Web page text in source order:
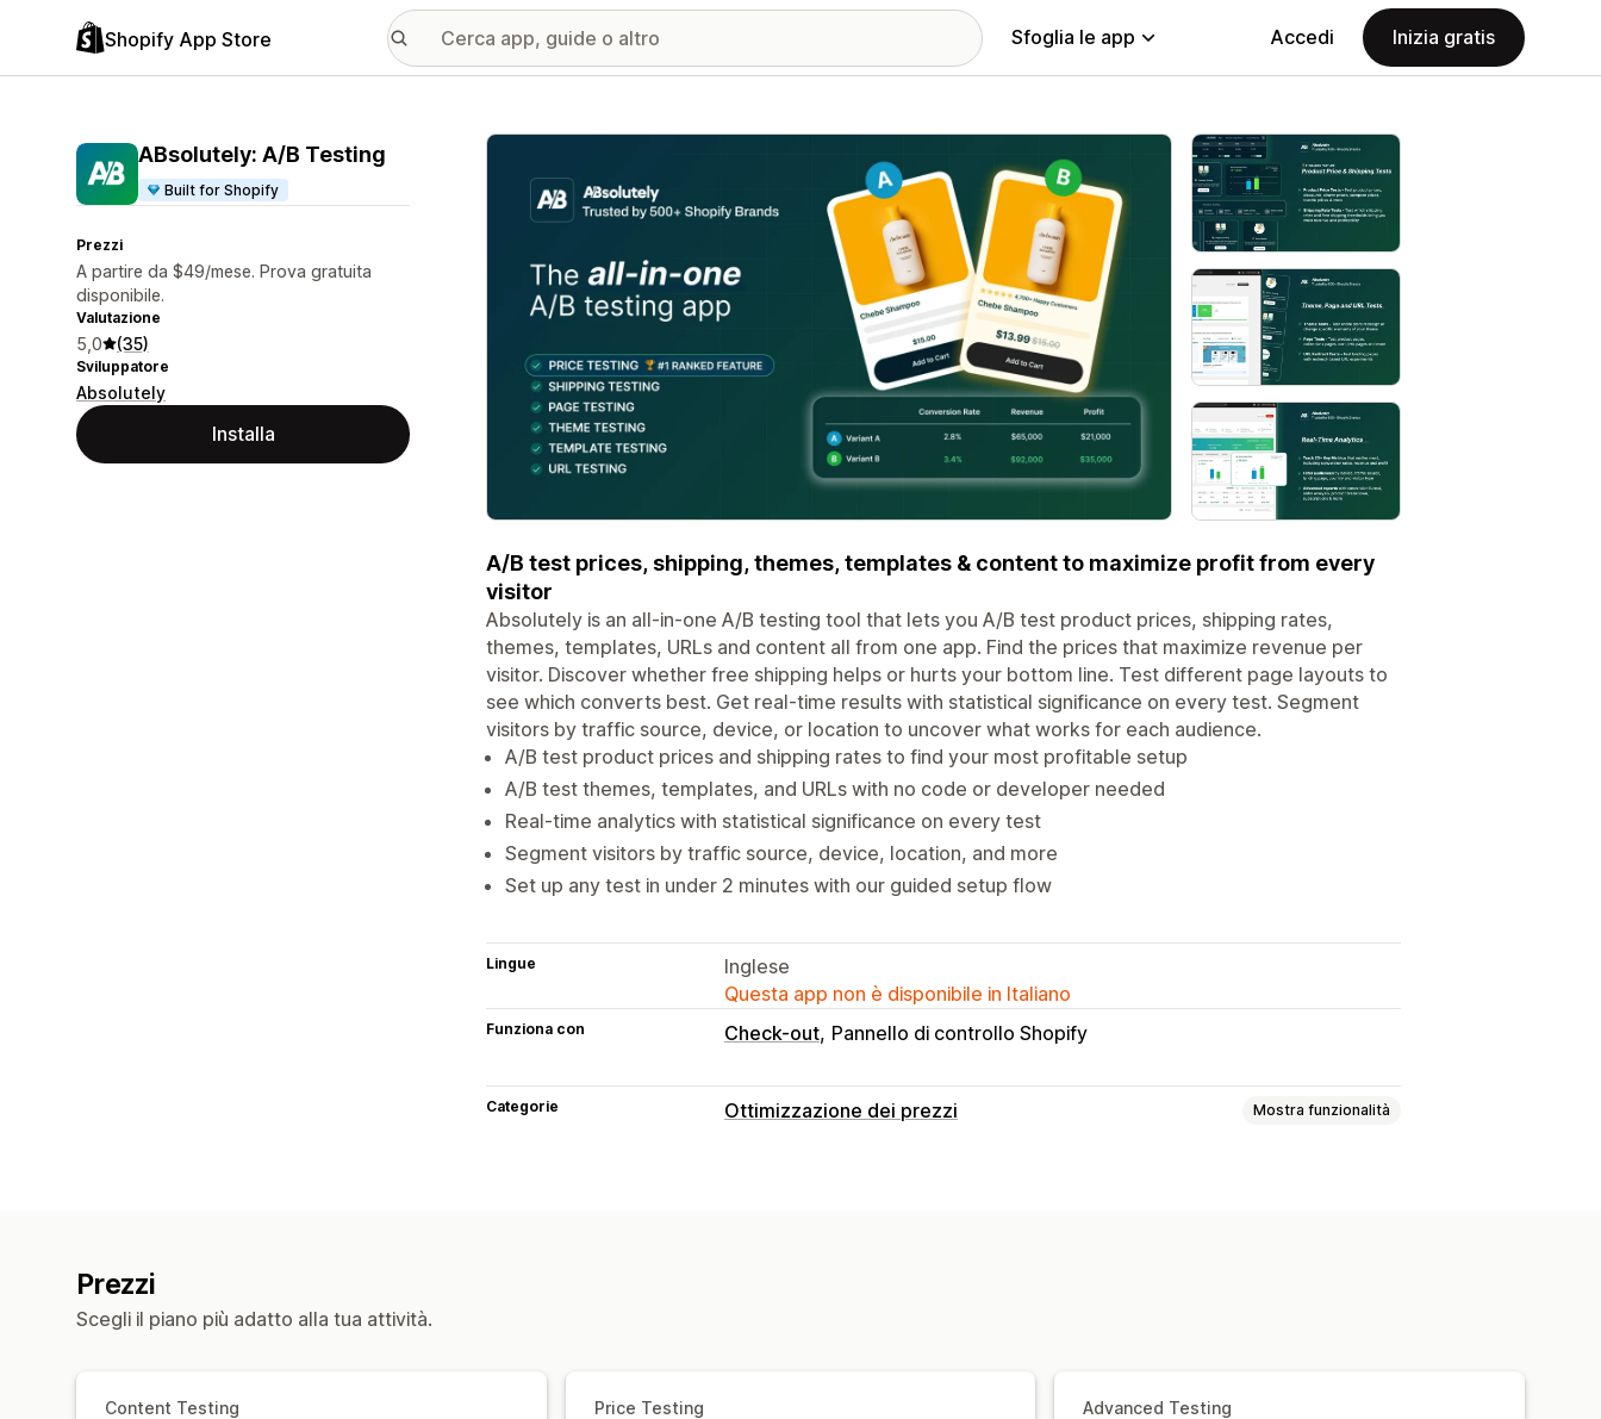
Shopify App Store Sfoglia le app Accedi Inizia gratis
ABsolutely: A/B Testing
Built for Shopify
Prezzi
A partire da $49/mese. Prova gratuita
disponibile.
Valutazione
5,0 (35)
Sviluppatore
Absolutely
Installa
Galleria immagini in evidenza
A/B test prices, shipping, themes, templates & content to maximize profit from every
visitor
Absolutely is an all-in-one A/B testing tool that lets you A/B test product prices, shipping rates,
themes, templates, URLs and content all from one app. Find the prices that maximize revenue per
visitor. Discover whether free shipping helps or hurts your bottom line. Test different page layouts to
see which converts best. Get real-time results with statistical significance on every test. Segment
visitors by traffic source, device, or location to uncover what works for each audience.
A/B test product prices and shipping rates to find your most profitable setup
A/B test themes, templates, and URLs with no code or developer needed
Real-time analytics with statistical significance on every test
Segment visitors by traffic source, device, location, and more
Set up any test in under 2 minutes with our guided setup flow
Lingue
Inglese
Questa app non è disponibile in Italiano
Funziona con Check-out Pannello di controllo Shopify
Categorie Ottimizzazione dei prezzi Mostra funzionalità
Prezzi
Scegli il piano più adatto alla tua attività.
Content Testing Price Testing Advanced Testing